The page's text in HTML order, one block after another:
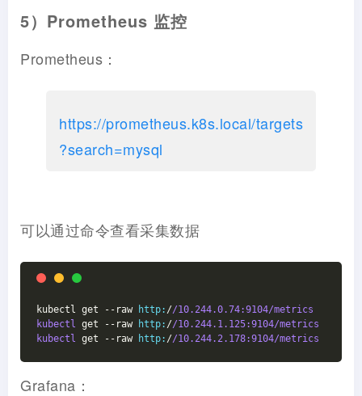
5）Prometheus 监控
Prometheus：
https://prometheus.k8s.local/targets
?search=mysql
可以通过命令查看采集数据
kubectl get --raw http: //10.244.0.74:9104/metrics
kubectl get --raw http: //10.244.1.125:9104/metrics
kubectl get --raw http: //10.244.2.178:9104/metrics
Grafana：